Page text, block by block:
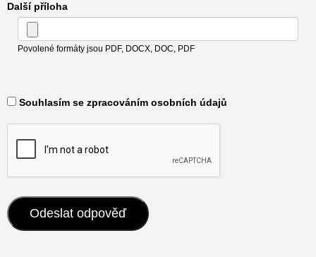
Další příloha
Povolené formáty jsou PDF, DOCX, DOC, PDF
​ Souhlasím se zpracováním osobních údajů